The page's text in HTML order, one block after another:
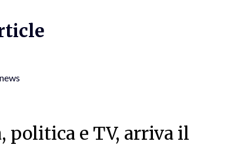
politica e TV, arriva il